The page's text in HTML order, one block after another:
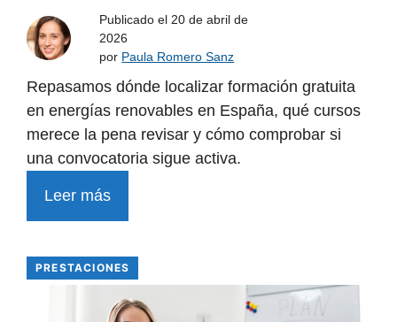
Publicado el 20 de abril de
2026
por Paula Romero Sanz
Repasamos dónde localizar formación gratuita
en energías renovables en España, qué cursos
merece la pena revisar y cómo comprobar si
una convocatoria sigue activa.
Leer más
PRESTACIONES